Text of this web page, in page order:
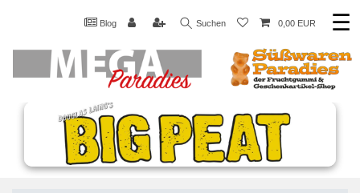
Blog Suchen 0,00 EUR ☰